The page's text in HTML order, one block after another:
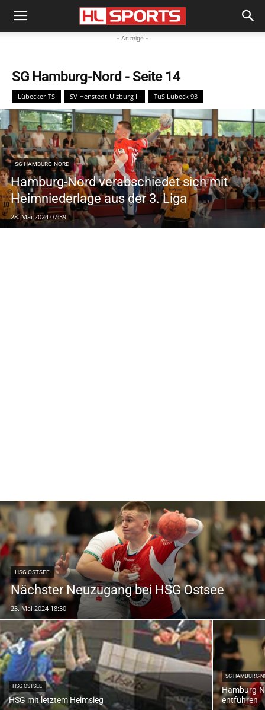
- Anzeige -
SG Hamburg-Nord - Seite 14
Lübecker TS SV Henstedt-Ulzburg II TuS Lübeck 93
SG HAMBURG-NORD
Hamburg-Nord verabschiedet sich mit
Heimniederlage aus der 3. Liga
28. Mai 2024 07:39
HSG OSTSEE
Nächster Neuzugang bei HSG Ostsee
23. Mai 2024 18:30
HSG OSTSEE
HSG mit letztem Heimsieg
SG HAMBURG-
Hamburg-
entführen